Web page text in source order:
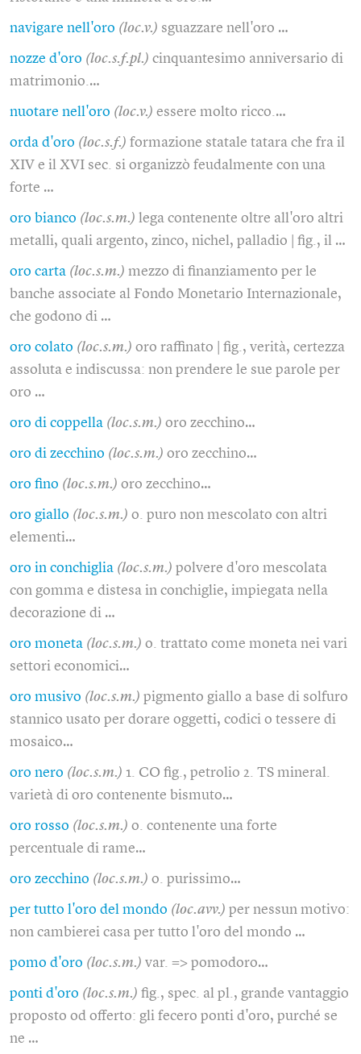
navigare nell'oro (loc.v.) sguazzare nell'oro …
nozze d'oro (loc.s.f.pl.) cinquantesimo anniversario di
matrimonio.…
nuotare nell'oro (loc.v.) essere molto ricco.…
orda d'oro (loc.s.f.) formazione statale tatara che fra il
XIV e il XVI sec. si organizzò feudalmente con una
forte …
oro bianco (loc.s.m.) lega contenente oltre all'oro altri
metalli, quali argento, zinco, nichel, palladio | fig., il …
oro carta (loc.s.m.) mezzo di finanziamento per le
banche associate al Fondo Monetario Internazionale,
che godono di …
oro colato (loc.s.m.) oro raffinato | fig., verità, certezza
assoluta e indiscussa: non prendere le sue parole per
oro …
oro di coppella (loc.s.m.) oro zecchino…
oro di zecchino (loc.s.m.) oro zecchino…
oro fino (loc.s.m.) oro zecchino…
oro giallo (loc.s.m.) o. puro non mescolato con altri
elementi…
oro in conchiglia (loc.s.m.) polvere d'oro mescolata
con gomma e distesa in conchiglie, impiegata nella
decorazione di …
oro moneta (loc.s.m.) o. trattato come moneta nei vari
settori economici…
oro musivo (loc.s.m.) pigmento giallo a base di solfuro
stannico usato per dorare oggetti, codici o tessere di
mosaico…
oro nero (loc.s.m.) 1. CO fig., petrolio 2. TS mineral.
varietà di oro contenente bismuto…
oro rosso (loc.s.m.) o. contenente una forte
percentuale di rame…
oro zecchino (loc.s.m.) o. purissimo…
per tutto l'oro del mondo (loc.avv.) per nessun motivo:
non cambierei casa per tutto l'oro del mondo …
pomo d'oro (loc.s.m.) var. => pomodoro…
ponti d'oro (loc.s.m.) fig., spec. al pl., grande vantaggio
proposto od offerto: gli fecero ponti d'oro, purché se
ne …